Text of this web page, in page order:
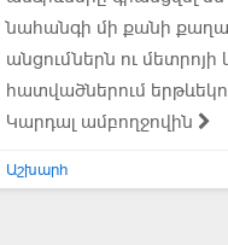
նահանգի մի քանի
անցումներն ու
հատվածներում
Կարդալ ամբողջովին
Աշխարհ